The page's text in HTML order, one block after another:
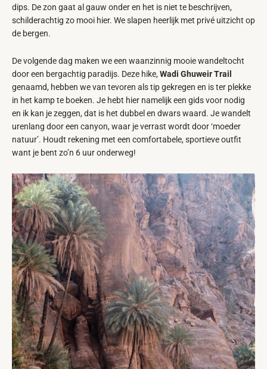
dips. De zon gaat al gauw onder en het is niet te beschrijven,
schilderachtig zo mooi hier. We slapen heerlijk met privé uitzicht op
de bergen.
De volgende dag maken we een waanzinnig mooie wandeltocht
door een bergachtig paradijs. Deze hike,Wadi Ghuweir Trail
genaamd, hebben we van tevoren als tip gekregen en is ter plekke
in het kamp te boeken. Je hebt hier namelijk een gids voor nodig
en ik kan je zeggen, dat is het dubbel en dwars waard. Je wandelt
urenlang door een canyon, waar je verrast wordt door ‘moeder
natuur’. Houdt rekening met een comfortabele, sportieve outfit
want je bent zo’n 6 uur onderweg!